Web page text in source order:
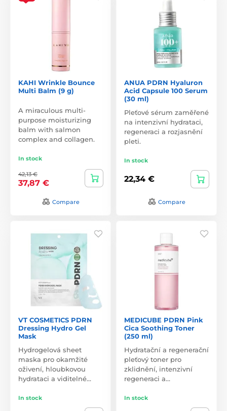
KAHI Wrinkle Bounce
Multi Balm (9 g)
A miraculous multi-
purpose moisturizing
balm with salmon
complex and collagen.
In stock
42,13 €
37,87 €
Compare
ANUA PDRN Hyaluron
Acid Capsule 100 Serum
(30 ml)
Pleťové sérum zaměřené
na intenzivní hydrataci,
regeneraci a rozjasnění
pleti.
In stock
22,34 €
Compare
VT COSMETICS PDRN
Dressing Hydro Gel
Mask
Hydrogelová sheet
maska pro okamžité
oživení, hloubkovou
hydrataci a viditelné…
In stock
MEDICUBE PDRN Pink
Cica Soothing Toner
(250 ml)
Hydratační a regenerační
pleťový toner pro
zklidnění, intenzivní
regeneraci a…
In stock